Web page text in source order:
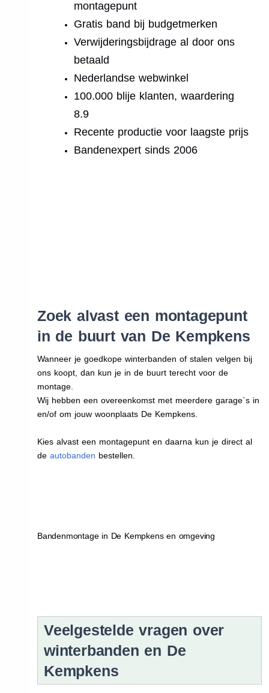
montagepunt
Gratis band bij budgetmerken
Verwijderingsbijdrage al door ons
betaald
Nederlandse webwinkel
100.000 blije klanten, waardering
8.9
Recente productie voor laagste prijs
Bandenexpert sinds 2006
Zoek alvast een montagepunt
in de buurt van De Kempkens
Wanneer je goedkope winterbanden of stalen velgen bij
ons koopt, dan kun je in de buurt terecht voor de
montage.
Wij hebben een overeenkomst met meerdere garage`s in
en/of om jouw woonplaats De Kempkens.
Kies alvast een montagepunt en daarna kun je direct al
de autobanden bestellen.
Bandenmontage in De Kempkens en omgeving
Veelgestelde vragen over
winterbanden en De
Kempkens